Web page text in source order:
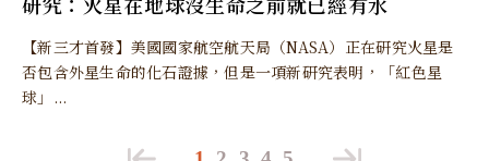
【新三才首發】美國國家航空航天局（NASA）正在研究火星是
否包含外星生命的化石證據，但是一項新研究表明，「紅色星
球」...